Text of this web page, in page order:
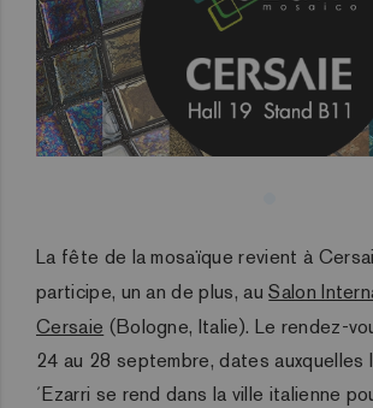
La fête de la mosaïque revient à
participe, un an de plus, auSalon
Cersaie (Bologne, Italie). Le rendez-
24 au 28 septembre, dates auxquelles
´Ezarri se rend dans la ville italienne